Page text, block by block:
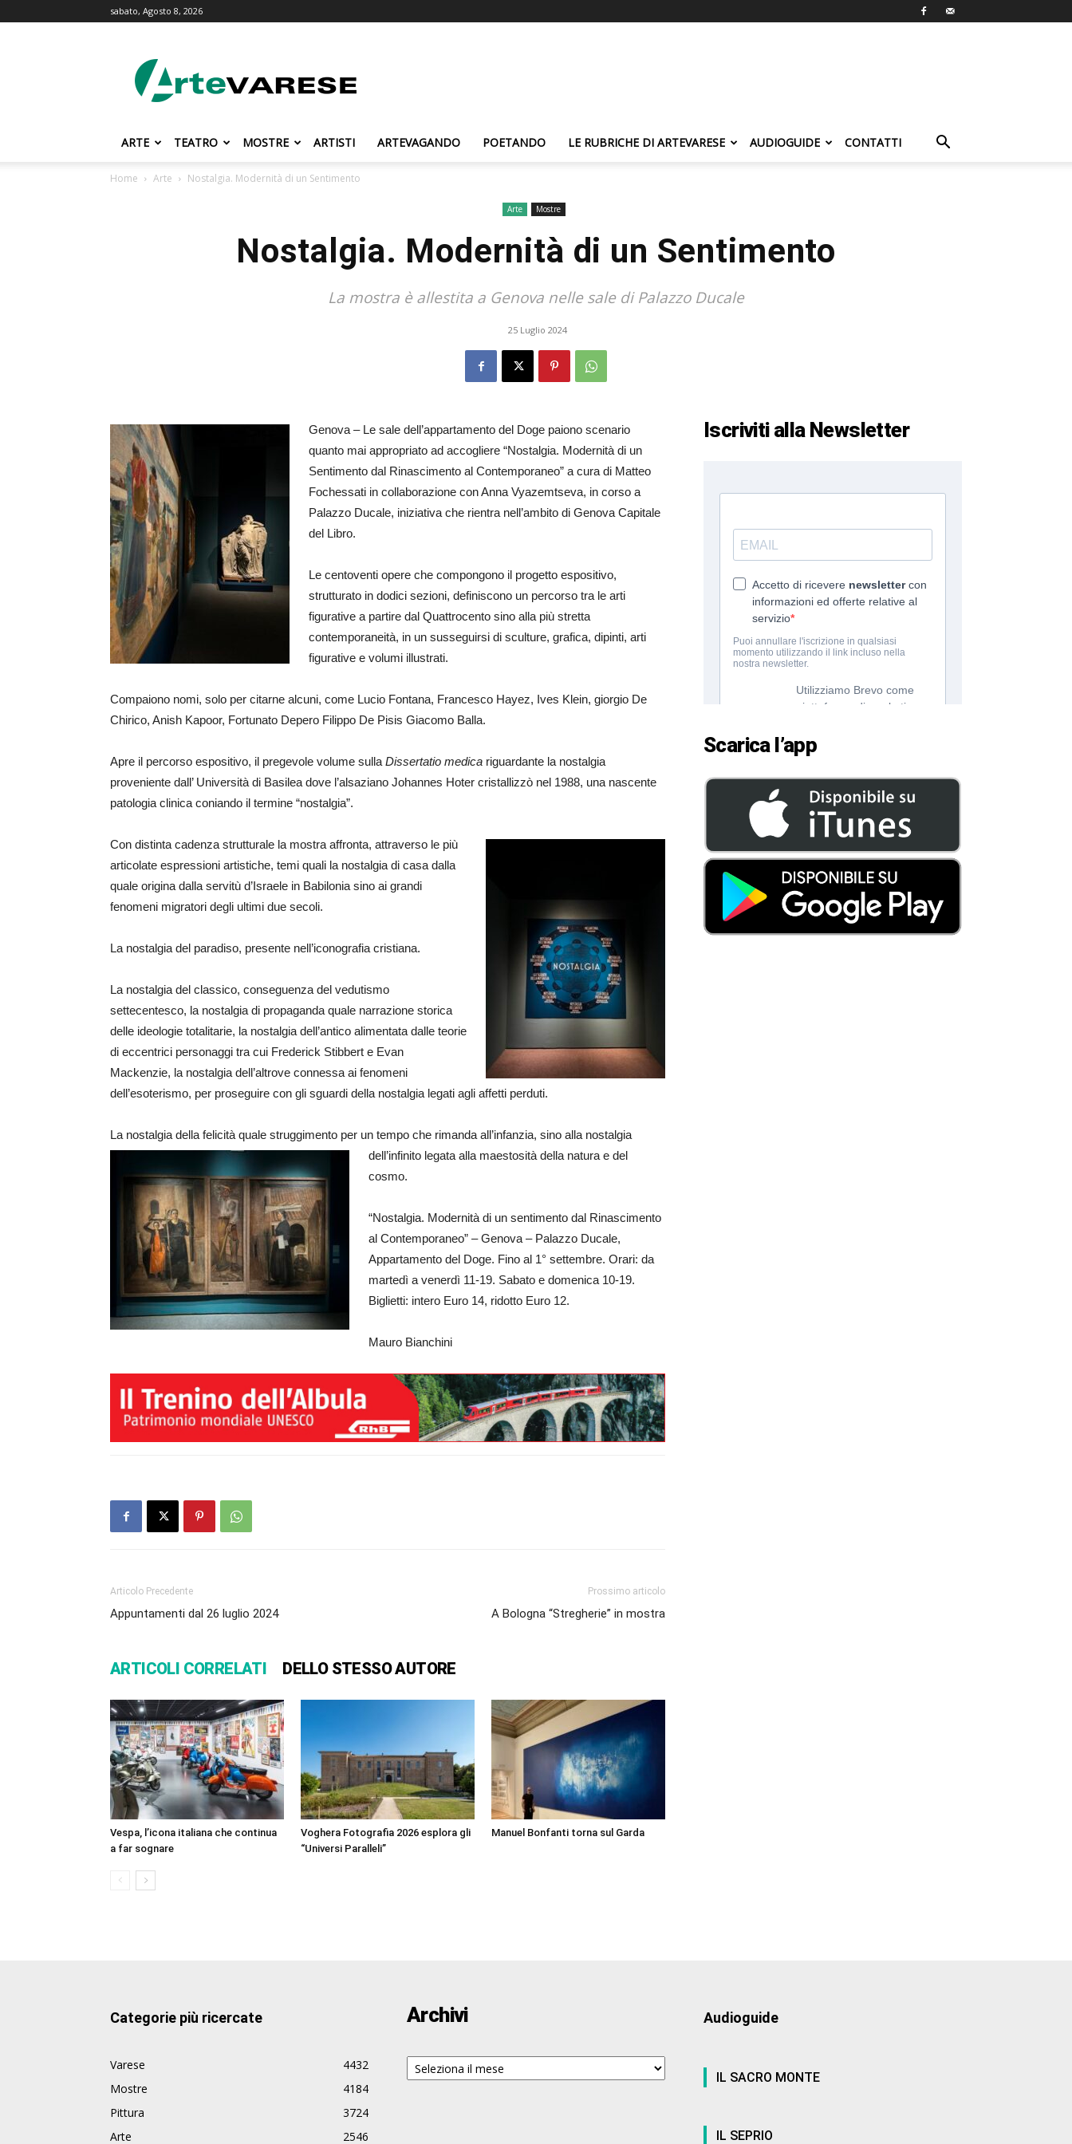
sabato, Agosto 8, 2026
ARTE TEATRO MOSTRE ARTISTI ARTEVAGANDO POETANDO LE RUBRICHE DI ARTEVARESE AUDIOGUIDE CONTATTI
Home Arte Nostalgia. Modernità di un Sentimento
Arte Mostre
Nostalgia. Modernità di un Sentimento
La mostra è allestita a Genova nelle sale di Palazzo Ducale
25 Luglio 2024
Genova – Le sale dell’appartamento del Doge paiono scenario
quanto mai appropriato ad accogliere “Nostalgia. Modernità di un
Sentimento dal Rinascimento al Contemporaneo” a cura di Matteo
Fochessati in collaborazione con Anna Vyazemtseva, in corso a
Palazzo Ducale, iniziativa che rientra nell’ambito di Genova Capitale
del Libro.
Le centoventi opere che compongono il progetto espositivo,
strutturato in dodici sezioni, definiscono un percorso tra le arti
figurative a partire dal Quattrocento sino alla più stretta
contemporaneità, in un susseguirsi di sculture, grafica, dipinti, arti
figurative e volumi illustrati.
Compaiono nomi, solo per citarne alcuni, come Lucio Fontana, Francesco Hayez, Ives Klein, giorgio De
Chirico, Anish Kapoor, Fortunato Depero Filippo De Pisis Giacomo Balla.
Apre il percorso espositivo, il pregevole volume sulla Dissertatio medica riguardante la nostalgia
proveniente dall’ Università di Basilea dove l’alsaziano Johannes Hoter cristallizzò nel 1988, una nascente
patologia clinica coniando il termine “nostalgia”.
Con distinta cadenza strutturale la mostra affronta, attraverso le più
articolate espressioni artistiche, temi quali la nostalgia di casa dalla
quale origina dalla servitù d’Israele in Babilonia sino ai grandi
fenomeni migratori degli ultimi due secoli.
La nostalgia del paradiso, presente nell’iconografia cristiana.
La nostalgia del classico, conseguenza del vedutismo
settecentesco, la nostalgia di propaganda quale narrazione storica
delle ideologie totalitarie, la nostalgia dell’antico alimentata dalle teorie
di eccentrici personaggi tra cui Frederick Stibbert e Evan
Mackenzie, la nostalgia dell’altrove connessa ai fenomeni
dell’esoterismo, per proseguire con gli sguardi della nostalgia legati agli affetti perduti.
La nostalgia della felicità quale struggimento per un tempo che rimanda all’infanzia, sino alla nostalgia
dell’infinito legata alla maestosità della natura e del
cosmo.
“Nostalgia. Modernità di un sentimento dal Rinascimento
al Contemporaneo” – Genova – Palazzo Ducale,
Appartamento del Doge. Fino al 1° settembre. Orari: da
martedì a venerdì 11-19. Sabato e domenica 10-19.
Biglietti: intero Euro 14, ridotto Euro 12.
Mauro Bianchini
Articolo Precedente
Appuntamenti dal 26 luglio 2024
Prossimo articolo
A Bologna “Stregherie” in mostra
ARTICOLI CORRELATI DELLO STESSO AUTORE
Vespa, l’icona italiana che continua
a far sognare
Voghera Fotografia 2026 esplora gli
“Universi Paralleli”
Manuel Bonfanti torna sul Garda
Iscriviti alla Newsletter
Scarica l’app
Categorie più ricercate
Varese
4432
Mostre
4184
Pittura
3724
Arte
2546
Archivi
Archivi
Audioguide
IL SACRO MONTE
IL SEPRIO